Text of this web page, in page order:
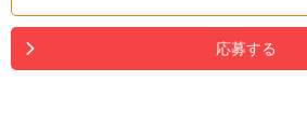
応募する